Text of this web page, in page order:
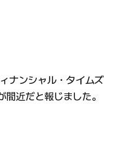
ナンシャル・タイムズ
近だと報じました。